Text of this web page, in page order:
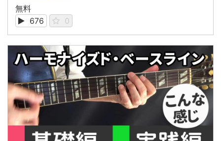
無料
676
0